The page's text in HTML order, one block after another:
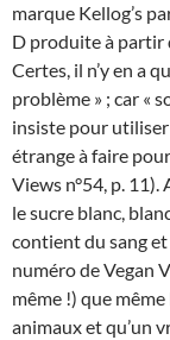
marque Kellog’s
D produite à partir
Certes, il n’y en a
problème » ; car «
insiste pour
étrange à faire
Views n°54, p.
le sucre blanc,
contient du sang
numéro de Vegan
même !) que
animaux et qu’un